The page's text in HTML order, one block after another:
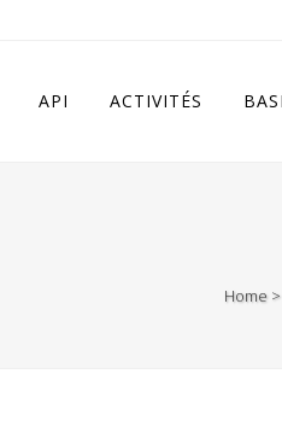
API ACTIVITÉS
Home >